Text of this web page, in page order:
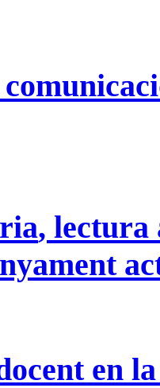
, lectura
en